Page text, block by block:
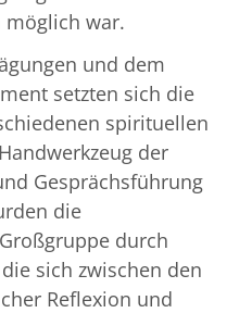
möglich war.
und dem
setzten sich die
spirituellen
der
Gesprächsführung
die
durch
sich zwischen den
Reflexion und